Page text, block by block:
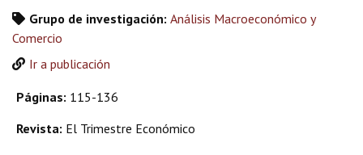
Grupo de investigación: Análisis Macroeconómico y
Comercio
Ir a publicación
Páginas: 115-136
Revista: El Trimestre Económico